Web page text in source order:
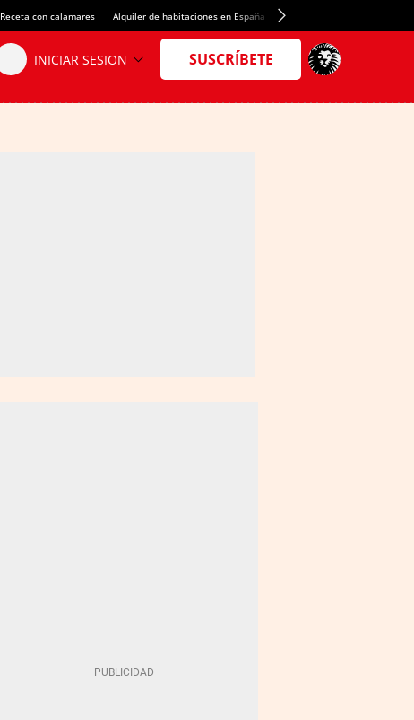
Receta con calamares Alquiler de habitaciones en España Crédito del Spotify Camp Nou